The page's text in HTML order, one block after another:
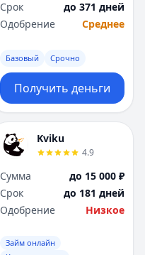
Срок
до 371 дней
Одобрение
Среднее
Базовый Срочно
Получить деньги
Kviku
4.9
Сумма
до 15 000 ₽
Срок
до 181 дней
Одобрение
Низкое
Займ онлайн